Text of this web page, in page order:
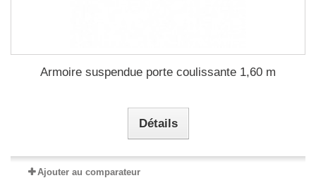
Armoire suspendue porte coulissante 1,60 m
Détails
Ajouter au comparateur